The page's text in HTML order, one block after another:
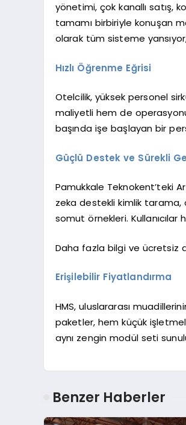
yönetimi, çok kanallı satış,
tamamı birbiriyle konuşan
olarak tüm sisteme
Hızlı Öğrenme Eğrisi
Otelcilik, yüksek personel
maliyetli hem de operasyonu
başında işe başlayan bir
Güçlü Destek ve Sürekli
Pamukkale Teknokent’teki
zeka destekli kimlik
somut örnekleri.
Daha fazla bilgi ve ücretsiz
Erişilebilir Fiyatlandırma
HMS, uluslararası
paketler, hem küçük
aynı zengin modül seti
Benzer Haberler